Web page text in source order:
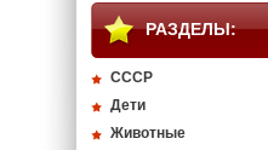
РАЗДЕЛЫ:
СССР
Дети
Животные